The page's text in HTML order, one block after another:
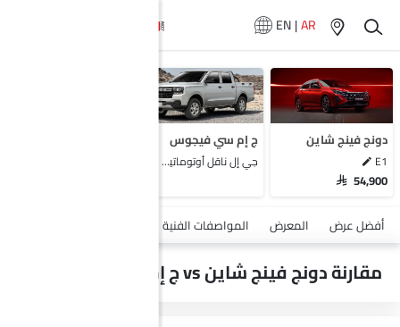
EN|AR
دونج فينج شاين
E1
SAR 54,900
ج إم سي فيجوس
جي إل ناقل أوتوماتيكي دفع ثنائي يورو 4
أفضل عرض المعرض المواصفات الفنية
مقارنة دونج فينج شاين vs ج إم سي فيجوس